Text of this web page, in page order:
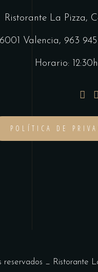
Ristorante La Pizza,
Valencia, 963 945
Horario:
POLÍTICA DE
reservados _ Ristorante